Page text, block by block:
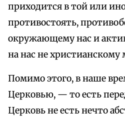
приходится в той или
противостоять,
окружающему нас и
на нас не христианскому
Помимо этого, в наше
Церковью, — то есть
Церковь не есть нечто